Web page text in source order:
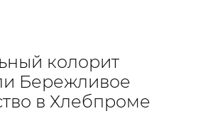
колорит
Бережливое
в Хлебпроме